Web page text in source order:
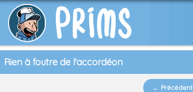
Rien à foutre de l'accordéon
← Précédent